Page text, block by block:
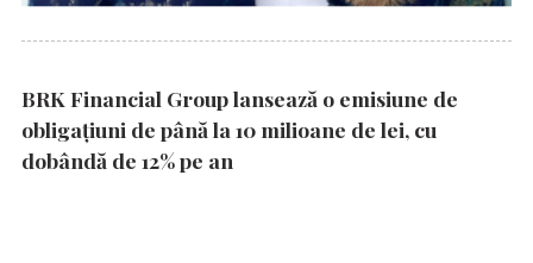
BRK Financial Group lansează o emisiune de
obligațiuni de până la 10 milioane de lei, cu
dobândă de 12% pe an